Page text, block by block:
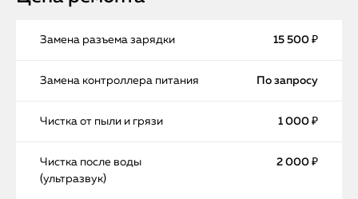
Замена разъема зарядки 15 500 ₽
Замена контроллера питания По запросу
Чистка от пыли и грязи 1 000 ₽
Чистка после воды
(ультразвук)
2 000 ₽